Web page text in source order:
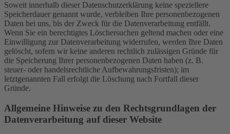
Soweit innerhalb dieser Datenschutzerklärung keine speziellere
Speicherdauer genannt wurde, verbleiben Ihre personenbezogenen
Daten bei uns, bis der Zweck für die Datenverarbeitung entfällt.
Wenn Sie ein berechtigtes Löschersuchen geltend machen oder eine
Einwilligung zur Datenverarbeitung widerrufen, werden Ihre Daten
gelöscht, sofern wir keine anderen rechtlich zulässigen Gründe für
die Speicherung Ihrer personenbezogenen Daten haben (z. B.
steuer- oder handelsrechtliche Aufbewahrungsfristen); im
letztgenannten Fall erfolgt die Löschung nach Fortfall dieser
Gründe.
Allgemeine Hinweise zu den Rechtsgrundlagen der
Datenverarbeitung auf dieser Website